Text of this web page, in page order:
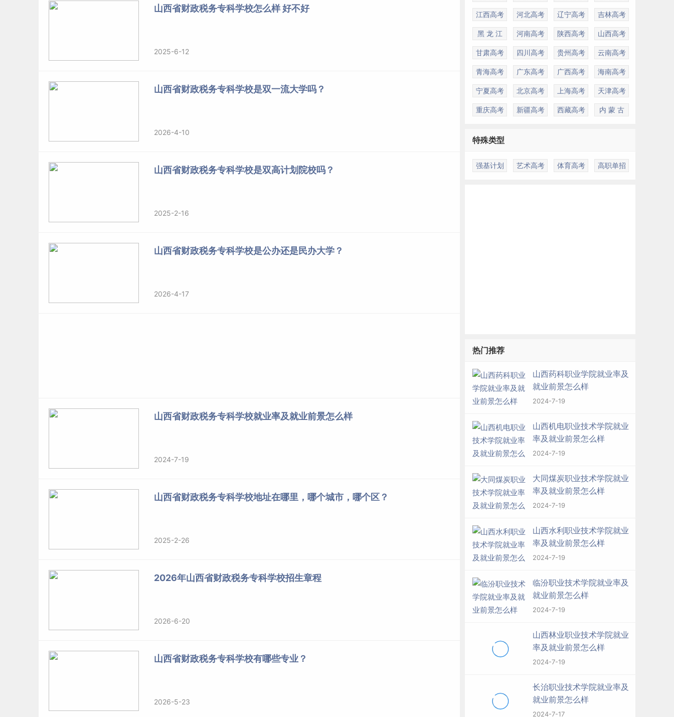
山西省财政税务专科学校怎么样 好不好
2025-6-12
山西省财政税务专科学校是双一流大学吗？
2026-4-10
山西省财政税务专科学校是双高计划院校吗？
2025-2-16
山西省财政税务专科学校是公办还是民办大学？
2026-4-17
山西省财政税务专科学校就业率及就业前景怎么样
2024-7-19
山西省财政税务专科学校地址在哪里，哪个城市，哪个区？
2025-2-26
2026年山西省财政税务专科学校招生章程
2026-6-20
山西省财政税务专科学校有哪些专业？
2026-5-23
江西高考 河北高考 辽宁高考 吉林高考
黑 龙 江 河南高考 陕西高考 山西高考
甘肃高考 四川高考 贵州高考 云南高考
青海高考 广东高考 广西高考 海南高考
宁夏高考 北京高考 上海高考 天津高考
重庆高考 新疆高考 西藏高考 内 蒙 古
特殊类型
强基计划 艺术高考 体育高考 高职单招
热门推荐
山西药科职业学院就业率及
就业前景怎么样
2024-7-19
山西机电职业技术学院就业
率及就业前景怎么样
2024-7-19
大同煤炭职业技术学院就业
率及就业前景怎么样
2024-7-19
山西水利职业技术学院就业
率及就业前景怎么样
2024-7-19
临汾职业技术学院就业率及
就业前景怎么样
2024-7-19
山西林业职业技术学院就业
率及就业前景怎么样
2024-7-19
长治职业技术学院就业率及
就业前景怎么样
2024-7-17